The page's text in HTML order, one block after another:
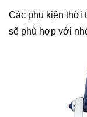
Các phụ kiện thời
sẽ phù hợp với